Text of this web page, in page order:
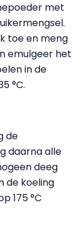
met
toe en meng
emulgeer het
in de
°C.
de
daarna alle
deeg
de koeling
175 °C